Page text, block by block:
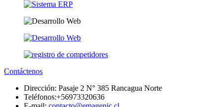
Contáctenos
Dirección: Pasaje 2 N° 385 Rancagua Norte
Teléfonos:+56973320636